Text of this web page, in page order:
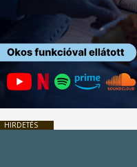
HIRDETÉS